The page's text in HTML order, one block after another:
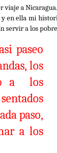
viaje a
en ella mi
servir a los
paseo
los
a los
paso,
a los